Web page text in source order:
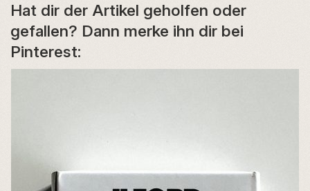
Hat dir der Artikel geholfen oder
gefallen? Dann merke ihn dir bei
Pinterest: